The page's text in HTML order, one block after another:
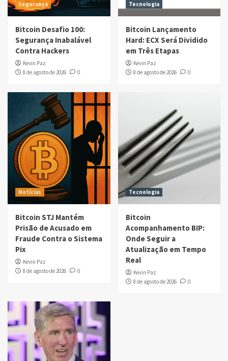
Segurança
Bitcoin Desafio 100:
Segurança Inabalável
Contra Hackers
Kevin Paz
8 de agosto de 2026
0
Tecnologia
Bitcoin Lançamento
Hard: ECX Será Dividido
em Três Etapas
Kevin Paz
8 de agosto de 2026
0
Notícias
Bitcoin STJ Mantém
Prisão de Acusado em
Fraude Contra o Sistema
Pix
Kevin Paz
8 de agosto de 2026
0
Tecnologia
Bitcoin
Acompanhamento BIP:
Onde Seguir a
Atualização em Tempo
Real
Kevin Paz
8 de agosto de 2026
0